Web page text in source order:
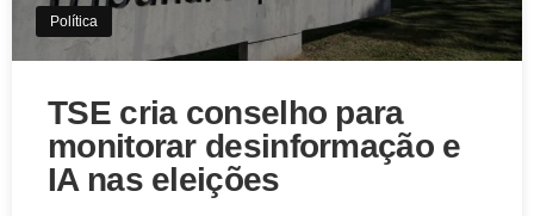
Política
TSE cria conselho para
monitorar desinformação e
IA nas eleições